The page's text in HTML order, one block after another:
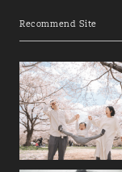
Recommend Site